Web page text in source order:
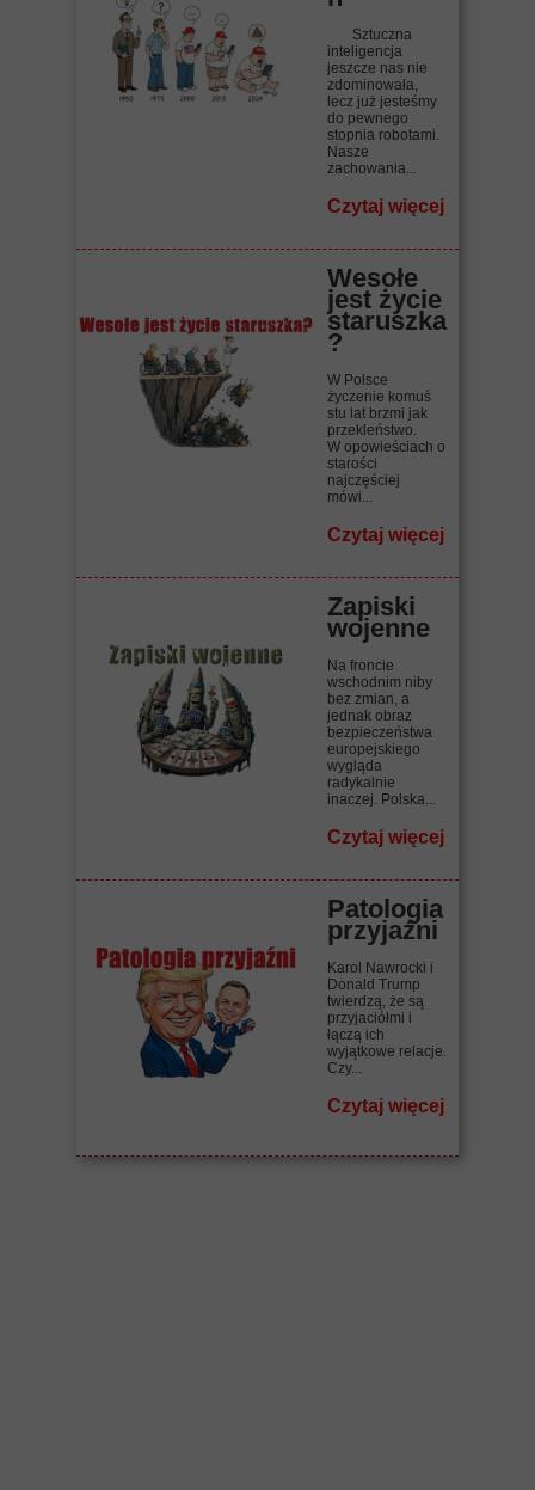
Sztuczna
inteligencja
jeszcze nas nie
zdominowała,
lecz już jesteśmy
do pewnego
stopnia robotami.
Nasze
zachowania...
Czytaj więcej
Wesołe
jest życie
staruszka
?
W Polsce
życzenie komuś
stu lat brzmi jak
przekleństwo.
W opowieściach o
starości
najczęściej
mówi...
Czytaj więcej
Zapiski
wojenne
Na froncie
wschodnim niby
bez zmian, a
jednak obraz
bezpieczeństwa
europejskiego
wygląda
radykalnie
inaczej. Polska...
Czytaj więcej
Patologia
przyjaźni
Karol Nawrocki i
Donald Trump
twierdzą, że są
przyjaciółmi i
łączą ich
wyjątkowe relacje.
Czy...
Czytaj więcej